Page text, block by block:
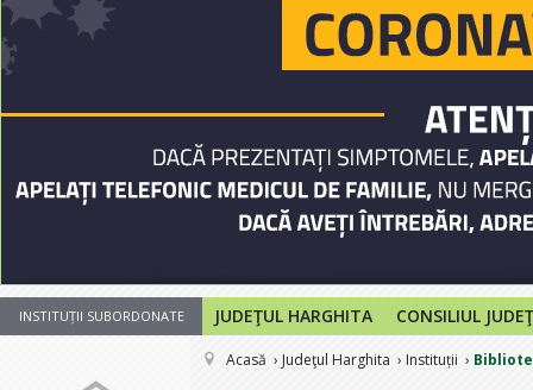
12
INSTITUȚII SUBORDONATE JUDEŢUL HARGHITA CONSILIUL
Acasă Judeţul Harghita Instituții